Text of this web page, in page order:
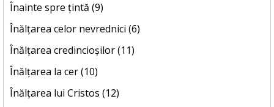
Înainte spre țintă (9)
Înălțarea celor nevrednici (6)
Înălțarea credincioșilor (11)
Înălțarea la cer (10)
Înălțarea lui Cristos (12)